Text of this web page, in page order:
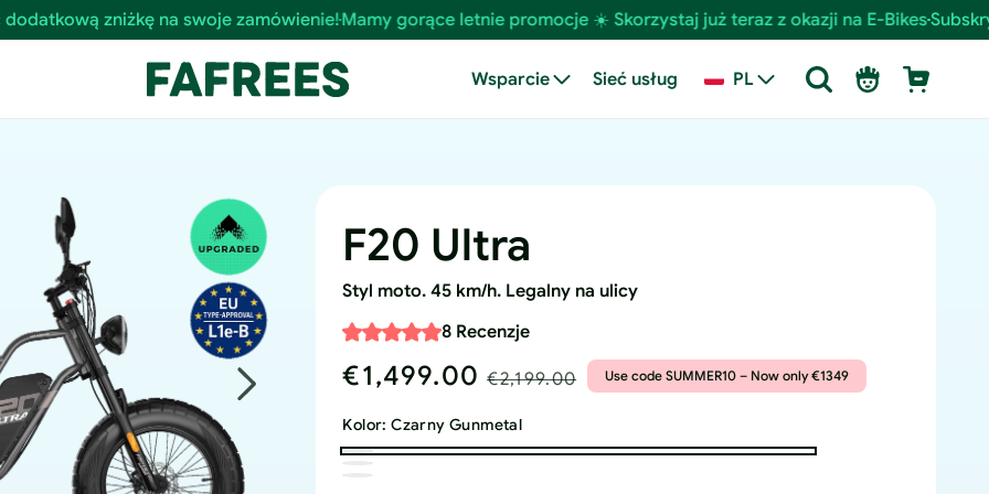
Mamy gorące letnie promocje ☀️ Skorzystaj już teraz z okazji na E-Bikes Subskrybuj teraz, aby uzyskać dodatkową
Wsparcie Sieć usług PL
Zaloguj
się
Wózek
F20 Ultra
Styl moto. 45 km/h. Legalny na ulicy
8 Recenzje
Sale
€1,499.00 Regular
€2,199.00 Use code SUMMER10 – Now only €1349
Kolor:Czarny Gunmetal
Gunmetal